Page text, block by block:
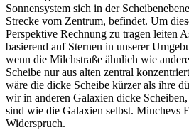
Sonnensystem sich in der
Strecke vom Zentrum, befindet. Um
Perspektive Rechnung zu tragen leiten
basierend auf Sternen in unserer
wenn die Milchstraße ähnlich wie
Scheibe nur aus alten zentral
wäre die dicke Scheibe kürzer als ihre
wir in anderen Galaxien dicke Scheiben,
sind wie die Galaxien selbst. Minchevs
Widerspruch.